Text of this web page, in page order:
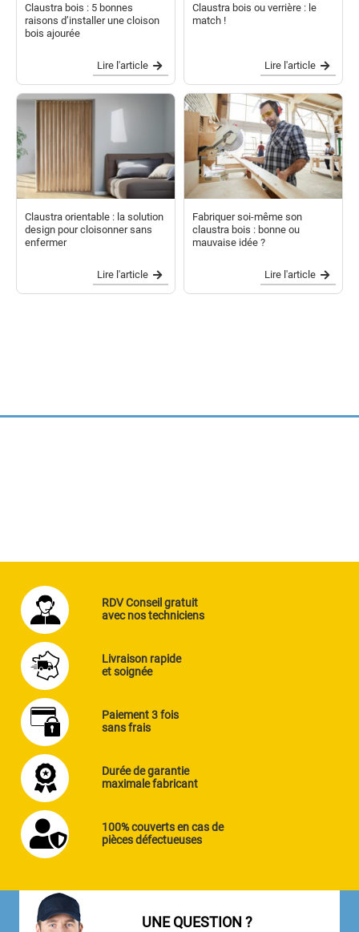
Claustra bois : 5 bonnes
raisons d’installer une cloison
bois ajourée
Lire l'article
Claustra bois ou verrière : le
match !
Lire l'article
Claustra orientable : la solution
design pour cloisonner sans
enfermer
Lire l'article
Fabriquer soi-même son
claustra bois : bonne ou
mauvaise idée ?
Lire l'article
RDV Conseil gratuit
avec nos techniciens
Livraison rapide
et soignée
Paiement 3 fois
sans frais
Durée de garantie
maximale fabricant
100% couverts en cas de
pièces défectueuses
UNE QUESTION ?